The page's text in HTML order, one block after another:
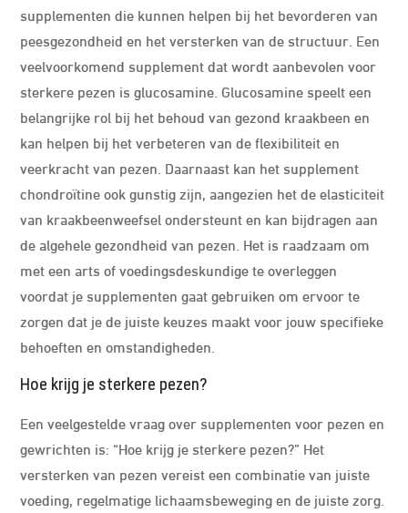
supplementen die kunnen helpen bij het bevorderen van
peesgezondheid en het versterken van de structuur. Een
veelvoorkomend supplement dat wordt aanbevolen voor
sterkere pezen is glucosamine. Glucosamine speelt een
belangrijke rol bij het behoud van gezond kraakbeen en
kan helpen bij het verbeteren van de flexibiliteit en
veerkracht van pezen. Daarnaast kan het supplement
chondroïtine ook gunstig zijn, aangezien het de elasticiteit
van kraakbeenweefsel ondersteunt en kan bijdragen aan
de algehele gezondheid van pezen. Het is raadzaam om
met een arts of voedingsdeskundige te overleggen
voordat je supplementen gaat gebruiken om ervoor te
zorgen dat je de juiste keuzes maakt voor jouw specifieke
behoeften en omstandigheden.
Hoe krijg je sterkere pezen?
Een veelgestelde vraag over supplementen voor pezen en
gewrichten is: “Hoe krijg je sterkere pezen?” Het
versterken van pezen vereist een combinatie van juiste
voeding, regelmatige lichaamsbeweging en de juiste zorg.